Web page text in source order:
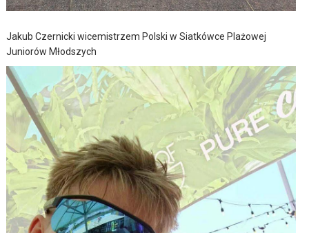
Jakub Czernicki wicemistrzem Polski w Siatkówce Plażowej
Juniorów Młodszych